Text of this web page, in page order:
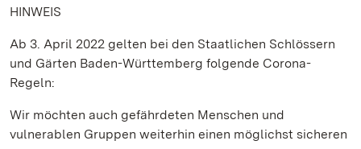
HINWEIS
Ab 3. April 2022 gelten bei den Staatlichen Schlössern
und Gärten Baden-Württemberg folgende Corona-
Regeln:
Wir möchten auch gefährdeten Menschen und
vulnerablen Gruppen weiterhin einen möglichst sicheren